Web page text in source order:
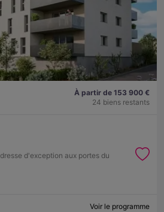
À partir de 153 900 €
24 biens restants
d'exception aux portes du
Voir le programme